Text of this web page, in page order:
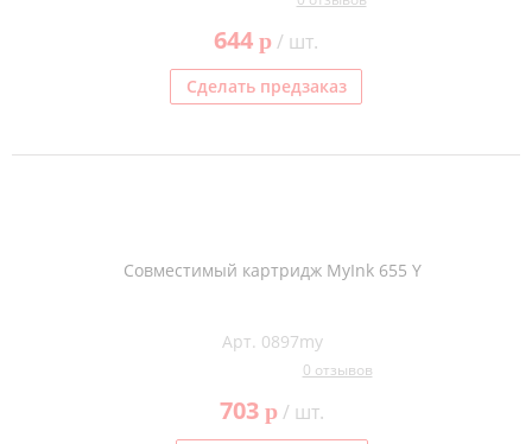
644 p/ шт.
Сделать предзаказ
Совместимый картридж MyInk 655 Y
Арт. 0897my
0 отзывов
703 p/ шт.